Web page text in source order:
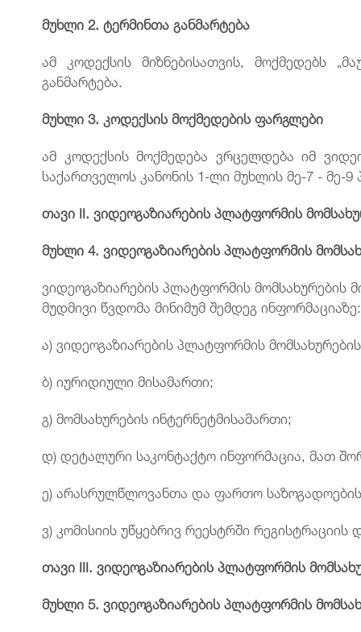
მუხლი2.ტერმინთა განმარტება
ამ კოდექსის მიზნებისათვის, მოქმედებს
განმარტება.
მუხლი3.კოდექსის მოქმედების ფარგლები
ამ კოდექსის მოქმედება ვრცელდება იმ
საქართველოს კანონის 1-ლი მუხლის მე-7 - მე-9
თავიII.ვიდეოგაზიარებისპლატფორმის
მუხლი4.ვიდეოგაზიარებისპლატფორმის
ვიდეოგაზიარების პლატფორმის
მუდმივი წვდომა მინიმუმ შემდეგ ინფორმაციაზე:
ა) ვიდეოგაზიარების პლატფორმის
ბ) იურიდიული მისამართი;
გ) მომსახურების ინტერნეტმისამართი;
დ) დეტალური საკონტაქტო ინფორმაცია, მათ
ე) არასრულწლოვანთა და ფართო
ვ) კომისიის უწყებრივ რეესტრში
თავიIII.ვიდეოგაზიარებისპლატფორმის
მუხლი5.ვიდეოგაზიარებისპლატფორმის